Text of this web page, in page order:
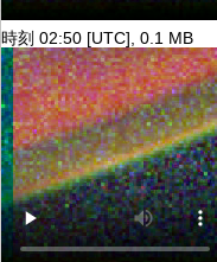
時刻 02:50 [UTC], 0.1 MB